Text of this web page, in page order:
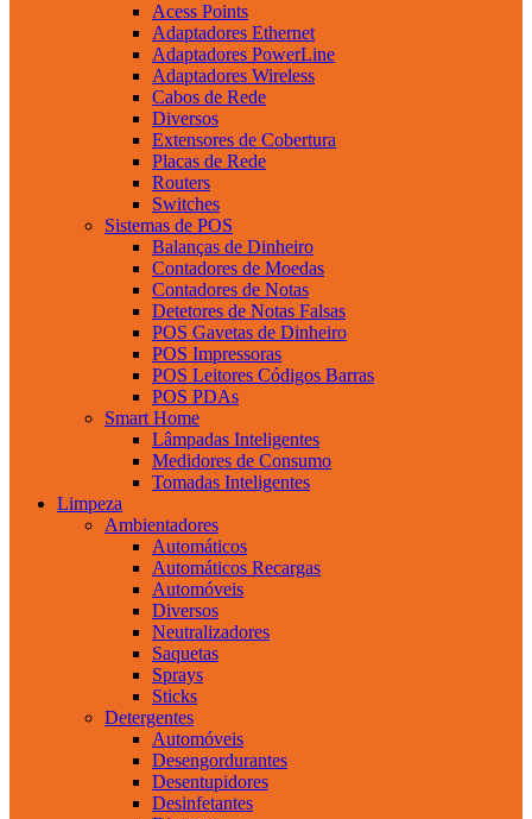
Acess Points
Adaptadores Ethernet
Adaptadores PowerLine
Adaptadores Wireless
Cabos de Rede
Diversos
Extensores de Cobertura
Placas de Rede
Routers
Switches
Sistemas de POS
Balanças de Dinheiro
Contadores de Moedas
Contadores de Notas
Detetores de Notas Falsas
POS Gavetas de Dinheiro
POS Impressoras
POS Leitores Códigos Barras
POS PDAs
Smart Home
Lâmpadas Inteligentes
Medidores de Consumo
Tomadas Inteligentes
Limpeza
Ambientadores
Automáticos
Automáticos Recargas
Automóveis
Diversos
Neutralizadores
Saquetas
Sprays
Sticks
Detergentes
Automóveis
Desengordurantes
Desentupidores
Desinfetantes